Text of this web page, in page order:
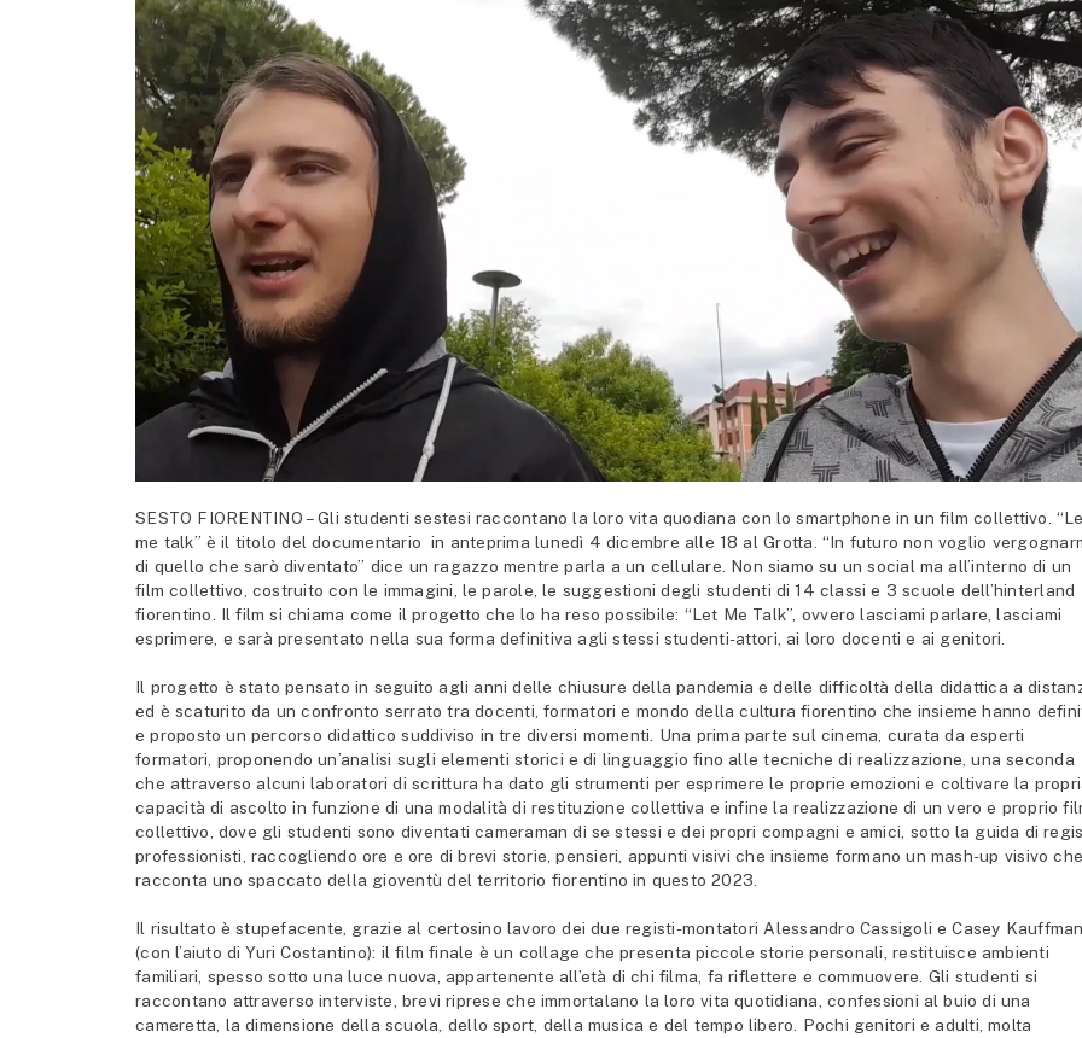
SESTO FIORENTINO – Gli studenti sestesi raccontano la loro vita quodiana con lo smartphone in un film collettivo.
me talk” è il titolo del documentario in anteprima lunedì 4 dicembre alle 18 al Grotta. “In futuro non voglio
di quello che sarò diventato” dice un ragazzo mentre parla a un cellulare. Non siamo su un social ma all’interno di un
film collettivo, costruito con le immagini, le parole, le suggestioni degli studenti di 14 classi e 3 scuole dell’hinterland
fiorentino. Il film si chiama come il progetto che lo ha reso possibile: “Let Me Talk”, ovvero lasciami parlare, lasciami
esprimere, e sarà presentato nella sua forma definitiva agli stessi studenti-attori, ai loro docenti e ai genitori.
Il progetto è stato pensato in seguito agli anni delle chiusure della pandemia e delle difficoltà della didattica a
ed è scaturito da un confronto serrato tra docenti, formatori e mondo della cultura fiorentino che insieme hanno
e proposto un percorso didattico suddiviso in tre diversi momenti. Una prima parte sul cinema, curata da esperti
formatori, proponendo un’analisi sugli elementi storici e di linguaggio fino alle tecniche di realizzazione, una seconda
che attraverso alcuni laboratori di scrittura ha dato gli strumenti per esprimere le proprie emozioni e coltivare la
capacità di ascolto in funzione di una modalità di restituzione collettiva e infine la realizzazione di un vero e proprio
collettivo, dove gli studenti sono diventati cameraman di se stessi e dei propri compagni e amici, sotto la guida di
professionisti, raccogliendo ore e ore di brevi storie, pensieri, appunti visivi che insieme formano un mash-up visivo che
racconta uno spaccato della gioventù del territorio fiorentino in questo 2023.
Il risultato è stupefacente, grazie al certosino lavoro dei due registi-montatori Alessandro Cassigoli e Casey Kauffman
(con l’aiuto di Yuri Costantino): il film finale è un collage che presenta piccole storie personali, restituisce ambienti
familiari, spesso sotto una luce nuova, appartenente all’età di chi filma, fa riflettere e commuovere. Gli studenti si
raccontano attraverso interviste, brevi riprese che immortalano la loro vita quotidiana, confessioni al buio di una
cameretta, la dimensione della scuola, dello sport, della musica e del tempo libero. Pochi genitori e adulti, molta